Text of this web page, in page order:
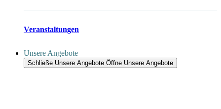
Veranstaltungen
Unsere Angebote
Schließe Unsere Angebote Öffne Unsere Angebote